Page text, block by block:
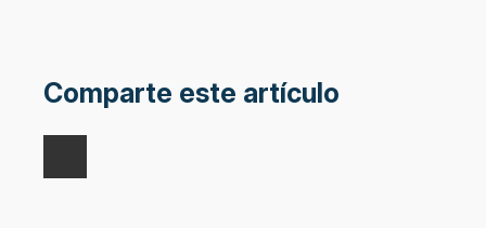
Comparte este artículo